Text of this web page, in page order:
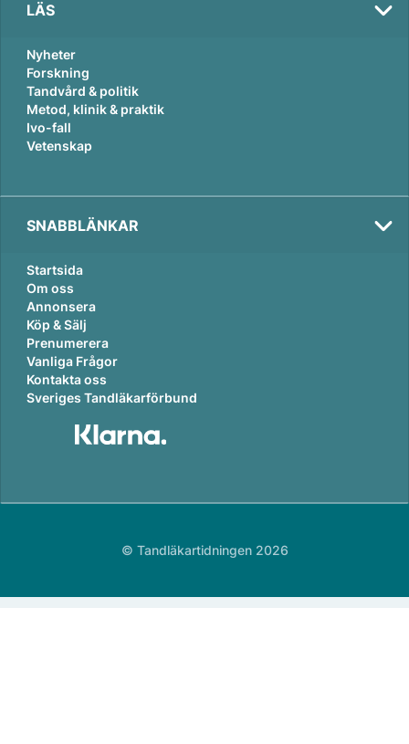
LÄS
Nyheter
Forskning
Tandvård & politik
Metod, klinik & praktik
Ivo-fall
Vetenskap
SNABBLÄNKAR
Startsida
Om oss
Annonsera
Köp & Sälj
Prenumerera
Vanliga Frågor
Kontakta oss
Sveriges Tandläkarförbund
© Tandläkartidningen 2026